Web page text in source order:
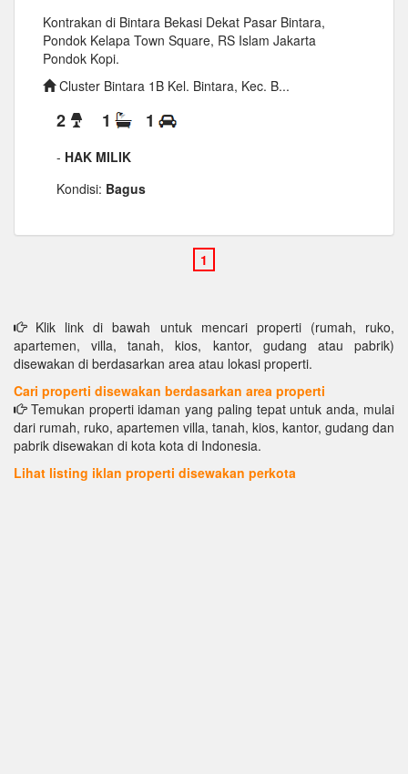
Kontrakan di Bintara Bekasi Dekat Pasar Bintara,
Pondok Kelapa Town Square, RS Islam Jakarta
Pondok Kopi.
Cluster Bintara 1B Kel. Bintara, Kec. B...
2 1 1
- HAK MILIK
Kondisi: Bagus
Klik link di bawah untuk mencari properti (rumah, ruko,
apartemen, villa, tanah, kios, kantor, gudang atau pabrik)
disewakan di berdasarkan area atau lokasi properti.
Cari properti disewakan berdasarkan area properti
Temukan properti idaman yang paling tepat untuk anda, mulai
dari rumah, ruko, apartemen villa, tanah, kios, kantor, gudang dan
pabrik disewakan di kota kota di Indonesia.
Lihat listing iklan properti disewakan perkota